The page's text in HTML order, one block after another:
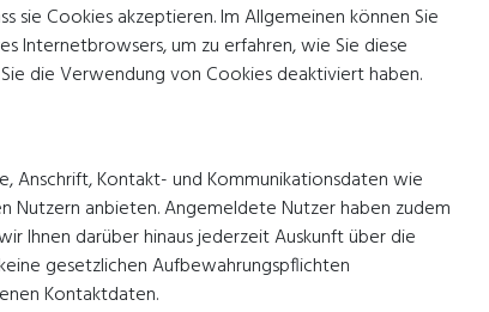
Cookies akzeptieren. Im Allgemeinen können Sie
Internetbrowsers, um zu erfahren, wie Sie diese
die Verwendung von Cookies deaktiviert haben.
Anschrift, Kontakt- und Kommunikationsdaten wie
Nutzern anbieten. Angemeldete Nutzer haben zudem
Ihnen darüber hinaus jederzeit Auskunft über die
gesetzlichen Aufbewahrungspflichten
Kontaktdaten.